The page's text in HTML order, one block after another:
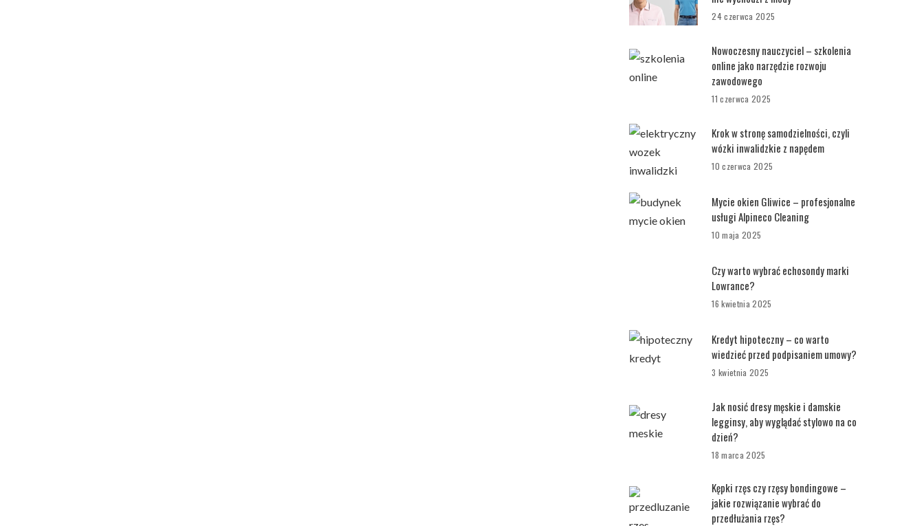
24 czerwca 2025
Nowoczesny nauczyciel – szkolenia
online jako narzędzie rozwoju
zawodowego
11 czerwca 2025
Krok w stronę samodzielności, czyli
wózki inwalidzkie z napędem
10 czerwca 2025
Mycie okien Gliwice – profesjonalne
usługi Alpineco Cleaning
10 maja 2025
Czy warto wybrać echosondy marki
Lowrance?
16 kwietnia 2025
Kredyt hipoteczny – co warto
wiedzieć przed podpisaniem umowy?
3 kwietnia 2025
Jak nosić dresy męskie i damskie
legginsy, aby wyglądać stylowo na co
dzień?
18 marca 2025
Kępki rzęs czy rzęsy bondingowe –
jakie rozwiązanie wybrać do
przedłużania rzęs?